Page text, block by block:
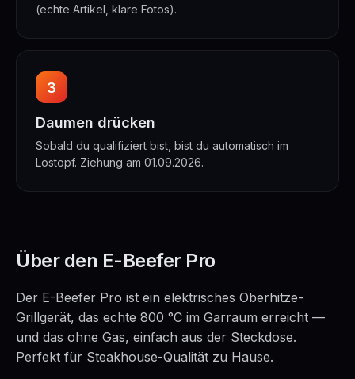
(echte Artikel, klare Fotos).
3
Daumen drücken
Sobald du qualifiziert bist, bist du automatisch im
Lostopf. Ziehung am 01.09.2026.
Über den E-Beefer Pro
Der E-Beefer Pro ist ein elektrisches Oberhitze-
Grillgerät, das echte 800 °C im Garraum erreicht —
und das ohne Gas, einfach aus der Steckdose.
Perfekt für Steakhouse-Qualität zu Hause.